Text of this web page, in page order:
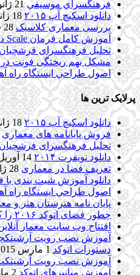
فرهنگسراي موسيقي 21 ژانویه 2015
دانلود اسکیچ آپ ۲۰۱۵
18 ژانویه 2015
بررسی معماری کلاسیک 28 فوریه 2015
آموزش کامل فرمان Scale در اتوکد
تحلیل فرهنگسرای
مشکل بهم ریختگی فونت در
اصول طراحي ایستگاه راه
پرلایک ترین ها
دانلود اسکیچ آپ ۲۰۱۵
18 ژانویه 2015
فروش پایانامه های معماری
تحلیل فرهنگسرای
دانلود نویفرت ۲۰۱۴
14 آوریل 2015
تعریف فضا در معماری 28 ژانویه 2015
دانلود آموزش شیت بندی با
اصول طراحي ایستگاه راه
پایان نامه هنرستان هنر و
چطور فضای اتوکد ۲۰۱۶ را کلاسیک کنیم؟
افتتاح وب سایت معمار
آموزش نصب رویت آرشیتکچر
دستورات اتوکد 1 مارس 2015
آموزش نصب رویت آرشیتکت
آموزش میانبرهای اتوکد 2 مارس 2015